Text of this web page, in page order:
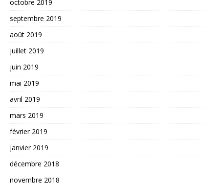
octobre 2019
septembre 2019
août 2019
juillet 2019
juin 2019
mai 2019
avril 2019
mars 2019
février 2019
janvier 2019
décembre 2018
novembre 2018